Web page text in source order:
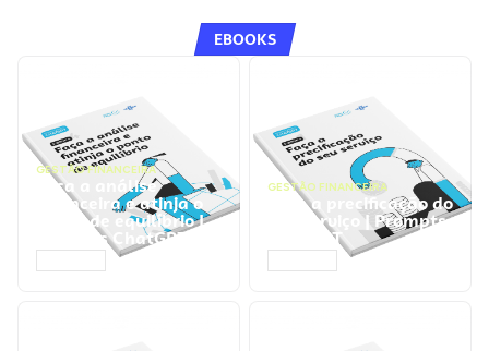
EBOOKS
GESTÃO FINANCEIRA
Faça a análise
financeira e atinja o
ponto de equilíbrio |
Prompts ChatGPT
GESTÃO FINANCEIRA
Faça a precificação do
seu serviço | Prompts
ChatGPT